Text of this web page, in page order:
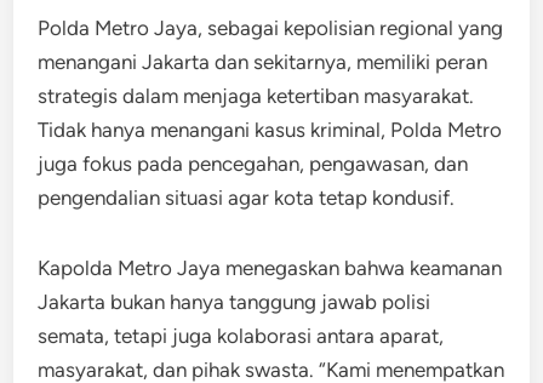
Polda Metro Jaya, sebagai kepolisian regional yang
menangani Jakarta dan sekitarnya, memiliki peran
strategis dalam menjaga ketertiban masyarakat.
Tidak hanya menangani kasus kriminal, Polda Metro
juga fokus pada pencegahan, pengawasan, dan
pengendalian situasi agar kota tetap kondusif.
Kapolda Metro Jaya menegaskan bahwa keamanan
Jakarta bukan hanya tanggung jawab polisi
semata, tetapi juga kolaborasi antara aparat,
masyarakat, dan pihak swasta. “Kami menempatkan